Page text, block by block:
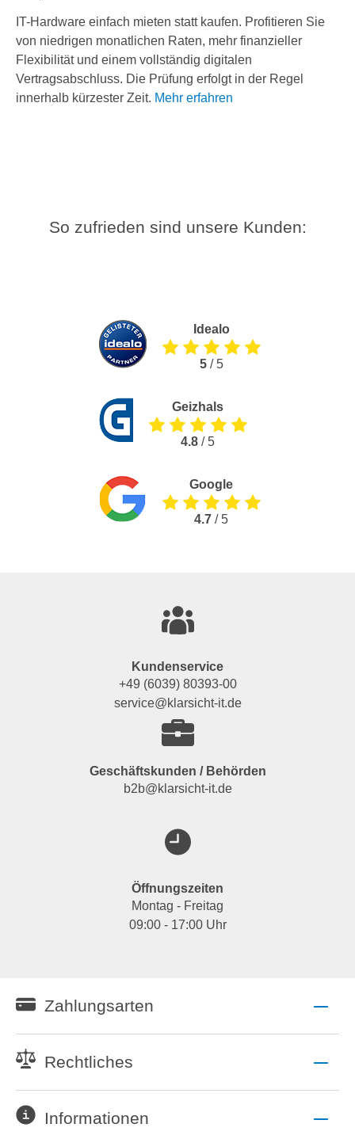
IT-Hardware einfach mieten statt kaufen. Profitieren Sie
von niedrigen monatlichen Raten, mehr finanzieller
Flexibilität und einem vollständig digitalen
Vertragsabschluss. Die Prüfung erfolgt in der Regel
innerhalb kürzester Zeit. Mehr erfahren
So zufrieden sind unsere Kunden:
Idealo
5/ 5
Geizhals
4.8 / 5
Google
4.7 / 5
Kundenservice
+49 (6039) 80393-00
service@klarsicht-it.de
Geschäftskunden / Behörden
b2b@klarsicht-it.de
Öffnungszeiten
Montag - Freitag
09:00 - 17:00 Uhr
Zahlungsarten
Rechtliches
Informationen